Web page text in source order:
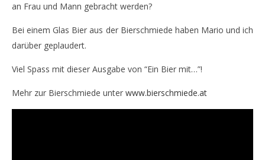
an Frau und Mann gebracht werden?
Bei einem Glas Bier aus der Bierschmiede haben Mario und ich
darüber geplaudert.
Viel Spass mit dieser Ausgabe von “Ein Bier mit…”!
Mehr zur Bierschmiede unter www.bierschmiede.at